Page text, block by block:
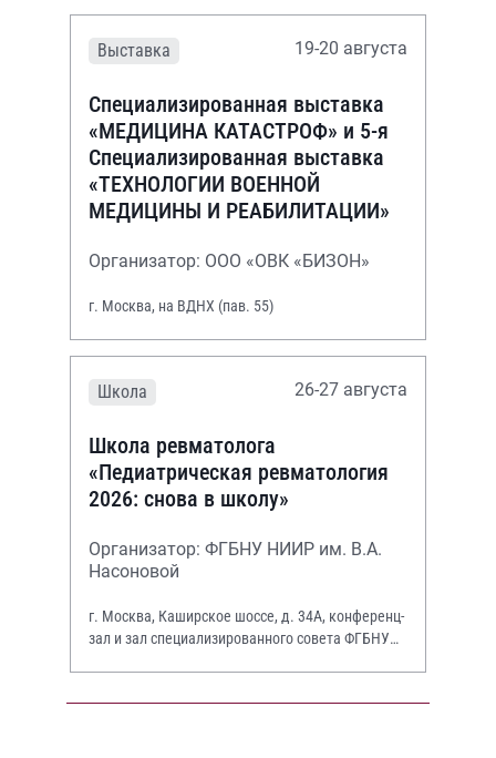
Выставка 19-20 августа
Специализированная выставка
«МЕДИЦИНА КАТАСТРОФ» и 5-я
Специализированная выставка
«ТЕХНОЛОГИИ ВОЕННОЙ
МЕДИЦИНЫ И РЕАБИЛИТАЦИИ»
Организатор: ООО «ОВК «БИЗОН»
г. Москва, на ВДНХ (пав. 55)
Школа 26-27 августа
Школа ревматолога
«Педиатрическая ревматология
2026: снова в школу»
Организатор: ФГБНУ НИИР им. В.А.
Насоновой
г. Москва, Каширское шоссе, д. 34А, конференц-
зал и зал специализированного совета ФГБНУ